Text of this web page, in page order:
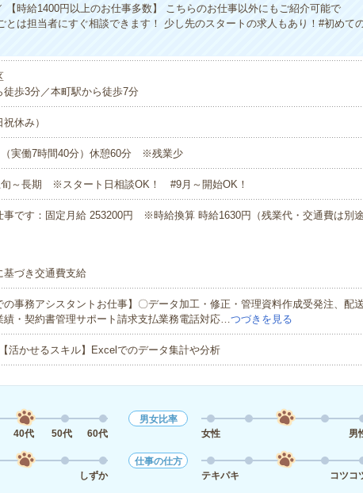
【時給1400円以上のお仕事多数】 こちらのお仕事以外にもご紹介可能で
とは担当者にすぐ相談できます！ 少し先のスタートの求人もあり！#初めて
徒歩3分／本町駅から徒歩7分
休み）
（実働7時間40分）休憩60分 ※残業少
旬～長期 ※スタート日相談OK！ #9月～開始OK！
事です：固定月給 253200円 ※時給換算 時給1630円（残業代・交通費は別
基づき交通費支給
の事務アシスタントお仕事】〇データ加工・修正・管理資料作成受発注、配
績・契約書管理サポート請求支払業務電話対応…つづきを見る
活かせるスキル】Excelでのデータ集計や分析
40代 50代 60代
男女比率
女性
男
しずか
仕事の仕方
テキパキ
コツコ